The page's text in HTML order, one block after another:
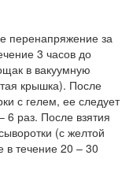
перенапряжение за
3 часов до
в вакуумную
крышка). После
с гелем, ее следует
раз. После взятия
(с желтой
в течение 20 – 30